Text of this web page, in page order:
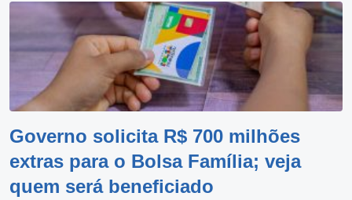
Governo solicita R$ 700 milhões
extras para o Bolsa Família; veja
quem será beneficiado